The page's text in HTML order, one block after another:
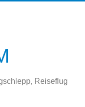
Reiseflug